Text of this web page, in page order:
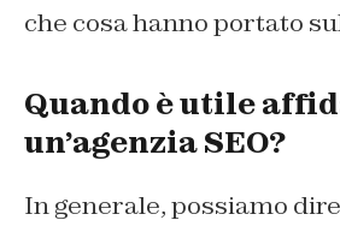
che cosa hanno portato
Quando è utile
un’agenzia SEO?
In generale, possiamo